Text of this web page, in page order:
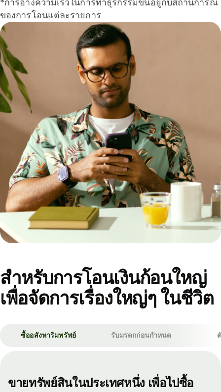
*การอ้างความเร็วในการทำธุรกรรมขึ้นอยู่กับสถานการณ์
ของการโอนแต่ละรายการ
สำหรับการโอนเงินก้อนใหญ่
เพื่อจัดการเรื่องใหญ่ๆ ในชีวิต
ซื้ออสังหาริมทรัพย์ รับมรดกก่อนกำหนด
ขายทรัพย์สินในประเทศหนึ่ง เพื่อไปซื้อ